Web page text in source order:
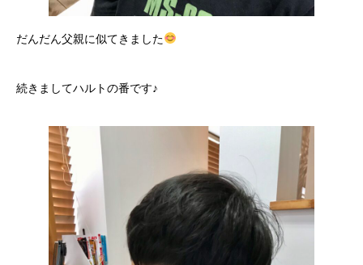
だんだん父親に似てきました
続きましてハルトの番です♪